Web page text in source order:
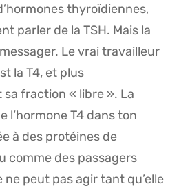
thyroïdiennes,
parler de la TSH. Mais la
messager. Le vrai travailleur
la T4, et plus
fraction « libre ». La
l’hormone T4 dans ton
à des protéines de
comme des passagers
ne peut pas agir tant qu’elle